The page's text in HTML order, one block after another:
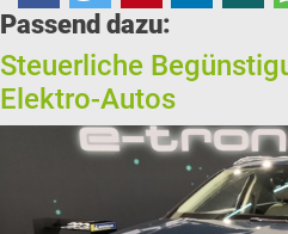
Passend dazu:
Steuerliche
Elektro-Autos